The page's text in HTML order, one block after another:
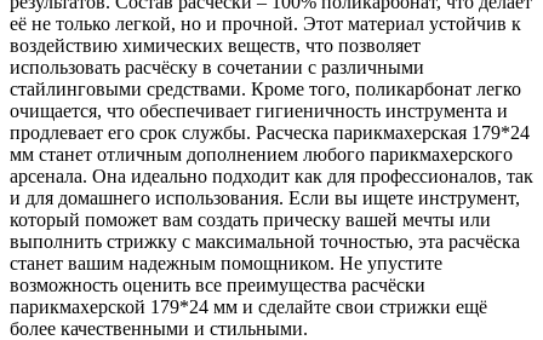
её не только легкой, но и прочной. Этот материал устойчив к
воздействию химических веществ, что позволяет
использовать расчёску в сочетании с различными
стайлинговыми средствами. Кроме того, поликарбонат легко
очищается, что обеспечивает гигиеничность инструмента и
продлевает его срок службы. Расческа парикмахерская 179*24
мм станет отличным дополнением любого парикмахерского
арсенала. Она идеально подходит как для профессионалов, так
и для домашнего использования. Если вы ищете инструмент,
который поможет вам создать прическу вашей мечты или
выполнить стрижку с максимальной точностью, эта расчёска
станет вашим надежным помощником. Не упустите
возможность оценить все преимущества расчёски
парикмахерской 179*24 мм и сделайте свои стрижки ещё
более качественными и стильными.